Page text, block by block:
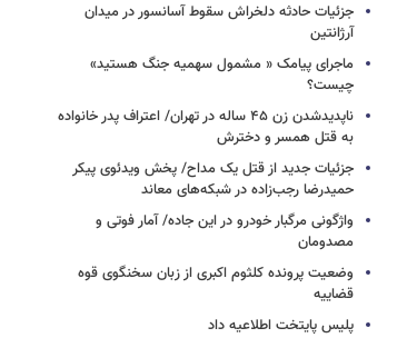
جزئیات حادثه دلخراش سقوط آسانسور در میدان
آرژانتین
ماجرای پیامک « مشمول سهمیه جنگ هستید»
چیست؟
ناپدیدشدن زن ۴۵ ساله در تهران/ اعتراف پدر خانواده
به قتل همسر و دخترش
جزئیات جدید از قتل یک مداح/ پخش ویدئوی پیکر
حمیدرضا رجب‌زاده در شبکه‌های معاند
واژگونی مرگبار خودرو در این جاده/ آمار فوتی و
مصدومان
وضعیت پرونده کلثوم اکبری از زبان سخنگوی قوه
قضاییه
پلیس پایتخت اطلاعیه داد